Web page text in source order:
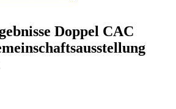
Doppel CAC